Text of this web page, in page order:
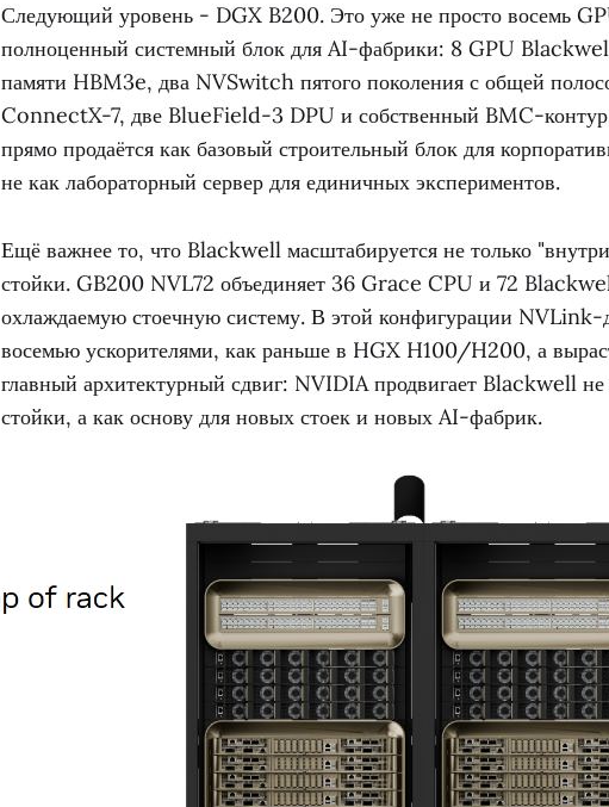
Следующий уровень - DGX B200. Это уже не просто восемь
полноценный системный блок для AI-фабрики: 8 GPU
памяти HBM3e, два NVSwitch пятого поколения с общей
ConnectX-7, две BlueField-3 DPU и собственный BMC-
прямо продаётся как базовый строительный блок для
не как лабораторный сервер для единичных экспериментов.
Ещё важнее то, что Blackwell масштабируется не только
стойки. GB200 NVL72 объединяет 36 Grace CPU и 72
охлаждаемую стоечную систему. В этой конфигурации NVLink-
восемью ускорителями, как раньше в HGX H100/H200, а
главный архитектурный сдвиг: NVIDIA продвигает Blackwell
стойки, а как основу для новых стоек и новых AI-фабрик.